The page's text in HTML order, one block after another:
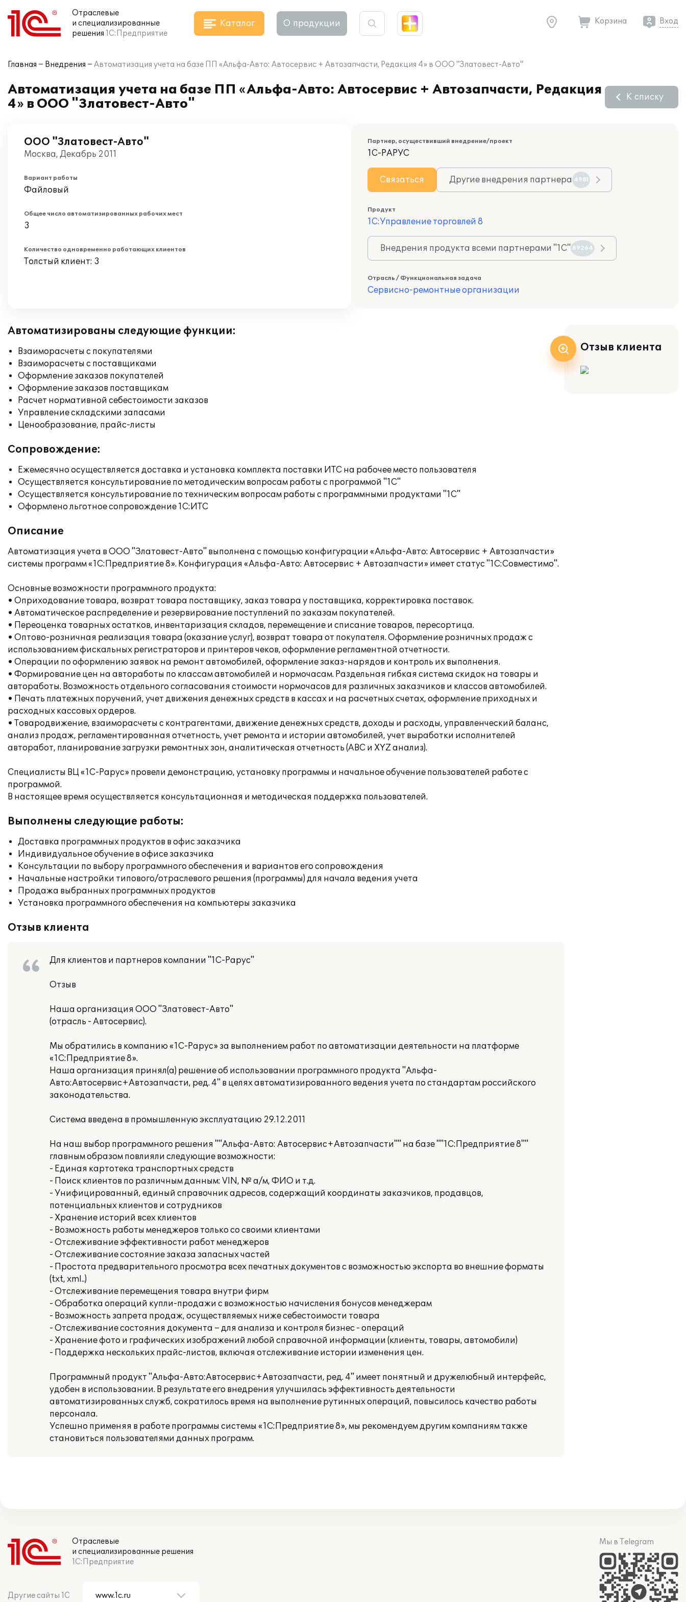
Отраслевые
и специализированные
решения 1С:Предприятие
Каталог О продукции Корзина Вход
Главная Внедрения Автоматизация учета на базе ПП «Альфа-Авто: Автосервис + Автозапчасти, Редакция 4» в ООО "Златовест-Авто"
Автоматизация учета на базе ПП «Альфа-Авто: Автосервис + Автозапчасти, Редакция
4» в ООО "Златовест-Авто"
К списку
ООО "Златовест-Авто"
Москва, Декабрь 2011
Вариант работы
Файловый
Общее число автоматизированных рабочих мест
3
Количество одновременно работающих клиентов
Толстый клиент: 3
Партнер, осуществивший внедрение/проект
1С-РАРУС
Связаться Другие внедрения партнера 4981
Продукт
1С:Управление торговлей 8
Внедрения продукта всеми партнерами "1С" 89264
Отрасль / Функциональная задача
Сервисно-ремонтные организации
Автоматизированы следующие функции:
Взаиморасчеты с покупателями
Взаиморасчеты с поставщиками
Оформление заказов покупателей
Оформление заказов поставщикам
Расчет нормативной себестоимости заказов
Управление складскими запасами
Ценообразование, прайс-листы
Сопровождение:
Ежемесячно осуществляется доставка и установка комплекта поставки ИТС на рабочее место пользователя
Осуществляется консультирование по методическим вопросам работы с программой "1С"
Осуществляется консультирование по техническим вопросам работы с программными продуктами "1С"
Оформлено льготное сопровождение 1С:ИТС
Описание
Автоматизация учета в ООО "Златовест-Авто" выполнена с помощью конфигурации «Альфа-Авто: Автосервис + Автозапчасти»
системы программ «1С:Предприятие 8». Конфигурация «Альфа-Авто: Автосервис + Автозапчасти» имеет статус "1С:Совместимо".
Основные возможности программного продукта:
• Оприходование товара, возврат товара поставщику, заказ товара у поставщика, корректировка поставок.
• Автоматическое распределение и резервирование поступлений по заказам покупателей.
• Переоценка товарных остатков, инвентаризация складов, перемещение и списание товаров, пересортица.
• Оптово-розничная реализация товара (оказание услуг), возврат товара от покупателя. Оформление розничных продаж с
использованием фискальных регистраторов и принтеров чеков, оформление регламентной отчетности.
• Операции по оформлению заявок на ремонт автомобилей, оформление заказ-нарядов и контроль их выполнения.
• Формирование цен на автоработы по классам автомобилей и нормочасам. Раздельная гибкая система скидок на товары и
автоработы. Возможность отдельного согласования стоимости нормочасов для различных заказчиков и классов автомобилей.
• Печать платежных поручений, учет движения денежных средств в кассах и на расчетных счетах, оформление приходных и
расходных кассовых ордеров.
• Товародвижение, взаиморасчеты с контрагентами, движение денежных средств, доходы и расходы, управленческий баланс,
анализ продаж, регламентированная отчетность, учет ремонта и истории автомобилей, учет выработки исполнителей
авторабот, планирование загрузки ремонтных зон, аналитическая отчетность (ABC и XYZ анализ).
Специалисты ВЦ «1С-Рарус» провели демонстрацию, установку программы и начальное обучение пользователей работе с
программой.
В настоящее время осуществляется консультационная и методическая поддержка пользователей.
Выполнены следующие работы:
Доставка программных продуктов в офис заказчика
Индивидуальное обучение в офисе заказчика
Консультации по выбору программного обеспечения и вариантов его сопровождения
Начальные настройки типового/отраслевого решения (программы) для начала ведения учета
Продажа выбранных программных продуктов
Установка программного обеспечения на компьютеры заказчика
Отзыв клиента
Для клиентов и партнеров компании "1С-Рарус"
Отзыв
Наша организация ООО "Златовест-Авто"
(отрасль - Автосервис).
Мы обратились в компанию «1С-Рарус» за выполнением работ по автоматизации деятельности на платформе
«1С:Предприятие 8».
Наша организация принял(а) решение об использовании программного продукта "Альфа-
Авто:Автосервис+Автозапчасти, ред. 4" в целях автоматизированного ведения учета по стандартам российского
законодательства.
Система введена в промышленную эксплуатацию 29.12.2011
На наш выбор программного решения ""Альфа-Авто: Автосервис+Автозапчасти"" на базе ""1С:Предприятие 8""
главным образом повлияли следующие возможности:
- Единая картотека транспортных средств
- Поиск клиентов по различным данным: VIN, № а/м, ФИО и т.д.
- Унифицированный, единый справочник адресов, содержащий координаты заказчиков, продавцов,
потенциальных клиентов и сотрудников
- Хранение историй всех клиентов
- Возможность работы менеджеров только со своими клиентами
- Отслеживание эффективности работ менеджеров
- Отслеживание состояние заказа запасных частей
- Простота предварительного просмотра всех печатных документов с возможностью экспорта во внешние форматы
(txt, xml..)
- Отслеживание перемещения товара внутри фирм
- Обработка операций купли-продажи с возможностью начисления бонусов менеджерам
- Возможность запрета продаж, осуществляемых ниже себестоимости товара
- Отслеживание состояния документа – для анализа и контроля бизнес - операций
- Хранение фото и графических изображений любой справочной информации (клиенты, товары, автомобили)
- Поддержка нескольких прайс-листов, включая отслеживание истории изменения цен.
Программный продукт "Альфа-Авто:Автосервис+Автозапчасти, ред. 4" имеет понятный и дружелюбный интерфейс,
удобен в использовании. В результате его внедрения улучшилась эффективность деятельности
автоматизированных служб, сократилось время на выполнение рутинных операций, повысилось качество работы
персонала.
Успешно применяя в работе программы системы «1С:Предприятие 8», мы рекомендуем другим компаниям также
становиться пользователями данных программ.
Отзыв клиента
Отраслевые
и специализированные решения
1С:Предприятие
Другие сайты 1С
Мы в Telegram